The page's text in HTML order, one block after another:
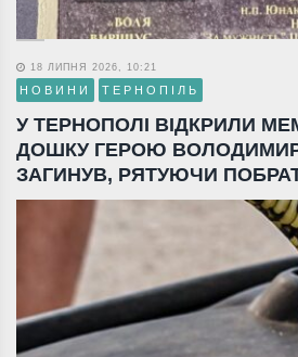
18 ЛИПНЯ 2026, 10:21
НОВИНИ ТЕРНОПІЛЬ
У ТЕРНОПОЛІ ВІДКРИЛИ
ДОШКУ ГЕРОЮ
ЗАГИНУВ, РЯТУЮЧИ